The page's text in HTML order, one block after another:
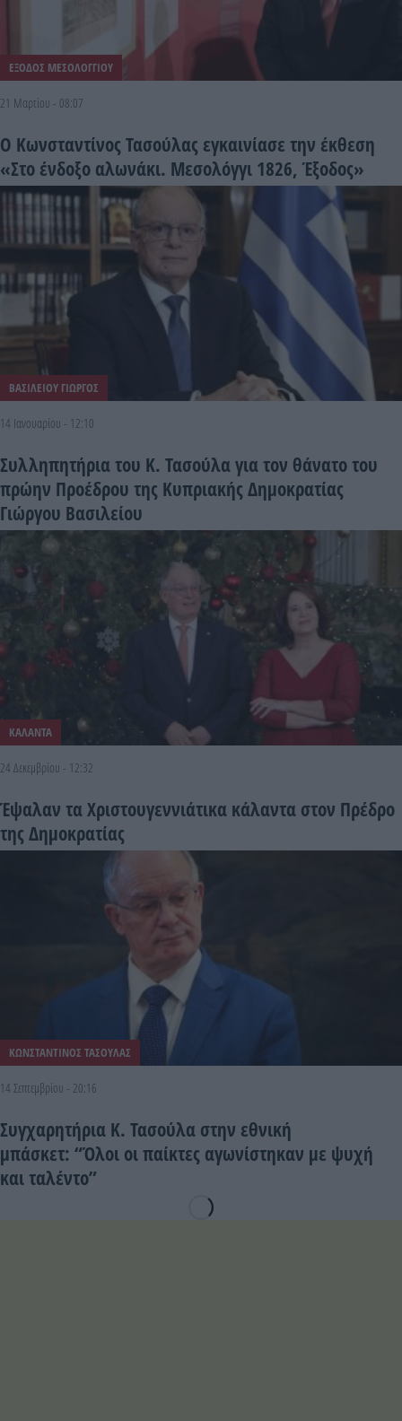
ΕΞΟΔΟΣ ΜΕΣΟΛΟΓΓΙΟΥ
21 Μαρτίου - 08:07
Ο Κωνσταντίνος Τασούλας εγκαινίασε την έκθεση
«Στο ένδοξο αλωνάκι. Μεσολόγγι 1826, Έξοδος»
ΒΑΣΙΛΕΙΟΥ ΓΙΩΡΓΟΣ
14 Ιανουαρίου - 12:10
Συλληπητήρια του Κ. Τασούλα για τον θάνατο του
πρώην Προέδρου της Κυπριακής Δημοκρατίας
Γιώργου Βασιλείου
ΚΑΛΑΝΤΑ
24 Δεκεμβρίου - 12:32
Έψαλαν τα Χριστουγεννιάτικα κάλαντα στον Πρέδρο
της Δημοκρατίας
ΚΩΝΣΤΑΝΤΙΝΟΣ ΤΑΣΟΥΛΑΣ
14 Σεπτεμβρίου - 20:16
Συγχαρητήρια Κ. Τασούλα στην εθνική
μπάσκετ: “Όλοι οι παίκτες αγωνίστηκαν με ψυχή
και ταλέντο”